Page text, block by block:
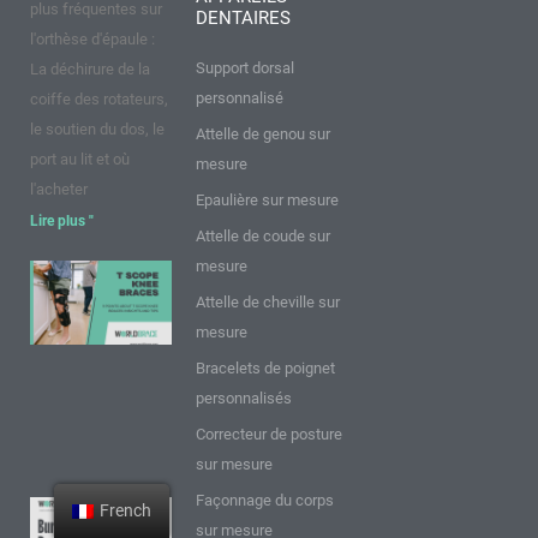
m
t
plus fréquentes sur
l'orthèse d'épaule :
La déchirure de la
coiffe des rotateurs,
le soutien du dos, le
port au lit et où
l'acheter
Lire plus "
9 points sur
les
genouillères
T Scope :
Perspectives
et conseils
9 FAQ sur
DENTAIRES
Support dorsal
personnalisé
Attelle de genou sur
mesure
Epaulière sur mesure
Attelle de coude sur
mesure
Attelle de cheville sur
mesure
Bracelets de poignet
personnalisés
Correcteur de posture
sur mesure
Façonnage du corps
sur mesure
French